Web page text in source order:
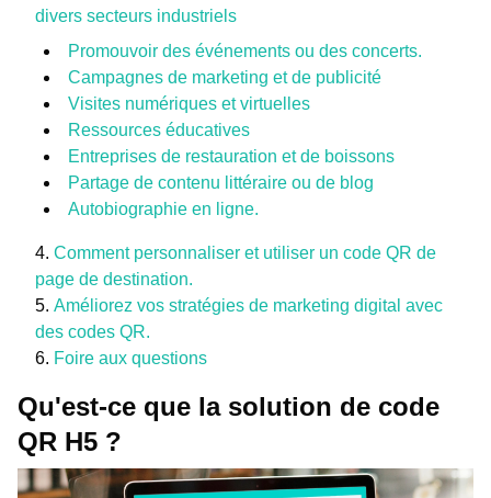
divers secteurs industriels
Promouvoir des événements ou des concerts.
Campagnes de marketing et de publicité
Visites numériques et virtuelles
Ressources éducatives
Entreprises de restauration et de boissons
Partage de contenu littéraire ou de blog
Autobiographie en ligne.
Comment personnaliser et utiliser un code QR de
page de destination.
Améliorez vos stratégies de marketing digital avec
des codes QR.
Foire aux questions
Qu'est-ce que la solution de code
QR H5 ?